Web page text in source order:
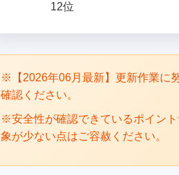
12位
※【2026年06月最新】更新作業に
確認ください。
※安全性が確認できているポイン
象が少ない点はご容赦ください。